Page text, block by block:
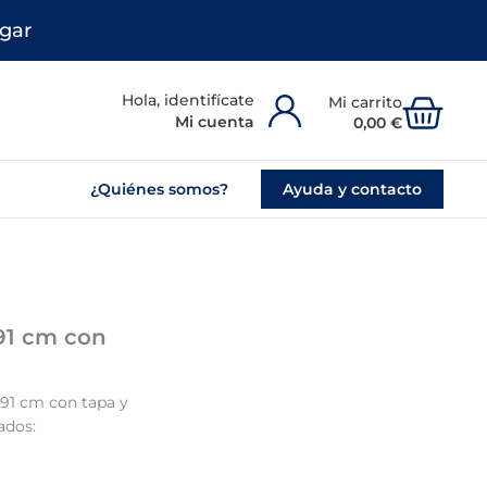
Mi cuenta 0,00 €
¿Quiénes somos? Ayuda y contacto
cm con
cm con tapa y